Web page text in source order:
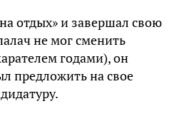
отдых» и завершал свою
не мог сменить
годами), он
предложить на свое